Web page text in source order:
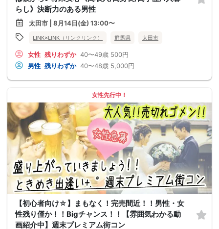
らし》決断力のある男性
太田市 | 8月14日(金) 13:00〜
LINK×LINK（リンクリンク） 群馬県 太田市
女性 残りわずか 40〜49歳 500円
男性 残りわずか 40〜48歳 5,000円
女性先行中！
【初心者向け☆】まもなく！完売間近！！男性・女
性残り僅か！！Bigチャンス！！【雰囲気わかる動
画紹介中】週末プレミアム街コン